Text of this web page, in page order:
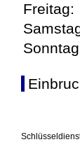
Freitag: